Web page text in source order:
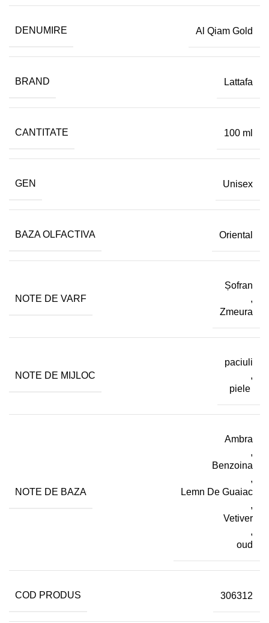
DENUMIRE Al Qiam Gold
BRAND Lattafa
CANTITATE 100 ml
GEN Unisex
BAZA OLFACTIVA Oriental
NOTE DE VARF
Șofran
,
Zmeura
NOTE DE MIJLOC
paciuli
,
piele
NOTE DE BAZA
Ambra
,
Benzoina
,
Lemn De Guaiac
,
Vetiver
,
oud
COD PRODUS 306312